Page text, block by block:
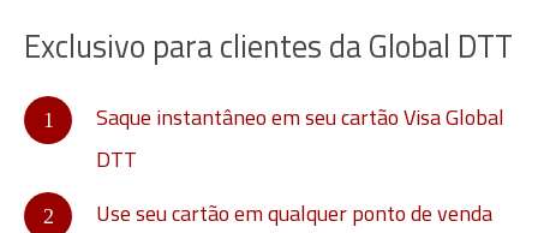
Exclusivo para clientes da Global DTT
Saque instantâneo em seu cartão Visa Global
DTT
Use seu cartão em qualquer ponto de venda